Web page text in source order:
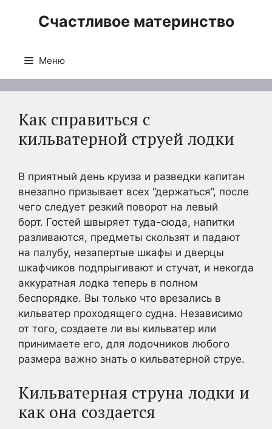
Счастливое материнство
Меню
Как справиться с
кильватерной струей лодки
В приятный день круиза и разведки капитан
внезапно призывает всех “держаться”, после
чего следует резкий поворот на левый
борт. Гостей швыряет туда-сюда, напитки
разливаются, предметы скользят и падают
на палубу, незапертые шкафы и дверцы
шкафчиков подпрыгивают и стучат, и некогда
аккуратная лодка теперь в полном
беспорядке. Вы только что врезались в
кильватер проходящего судна. Независимо
от того, создаете ли вы кильватер или
принимаете его, для лодочников любого
размера важно знать о кильватерной струе.
Кильватерная струна лодки и
как она создается